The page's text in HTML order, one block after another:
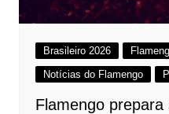
Brasileiro 2026
Notícias do Flamengo
Flamengo prepara